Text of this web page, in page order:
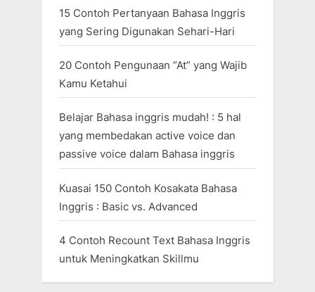
15 Contoh Pertanyaan Bahasa Inggris
yang Sering Digunakan Sehari-Hari
20 Contoh Pengunaan “At” yang Wajib
Kamu Ketahui
Belajar Bahasa inggris mudah! : 5 hal
yang membedakan active voice dan
passive voice dalam Bahasa inggris
Kuasai 150 Contoh Kosakata Bahasa
Inggris : Basic vs. Advanced
4 Contoh Recount Text Bahasa Inggris
untuk Meningkatkan Skillmu